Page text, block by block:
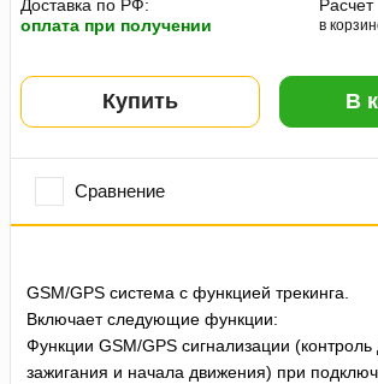
Доставка по РФ:
оплата при получении
Расчет
в
Купить В
Сравнение
GSM/GPS система с функцией трекинга.
Включает следующие функции:
Функции GSM/GPS сигнализации (контроль
зажигания и начала движения) при